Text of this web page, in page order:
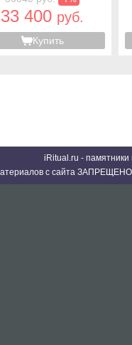
33 400 руб.
Купить
iRitual.ru -
с сайта